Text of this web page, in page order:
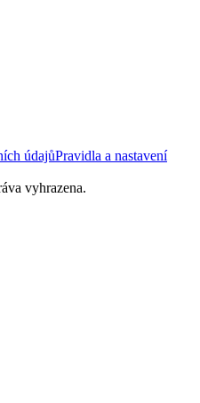
údajůPravidla a nastavení
vyhrazena.